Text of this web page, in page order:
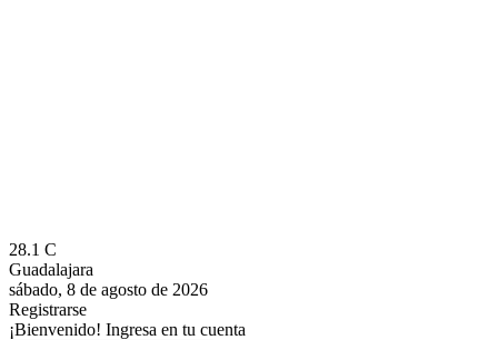
28.1 C
Guadalajara
sábado, 8 de agosto de 2026
Registrarse
¡Bienvenido! Ingresa en tu cuenta